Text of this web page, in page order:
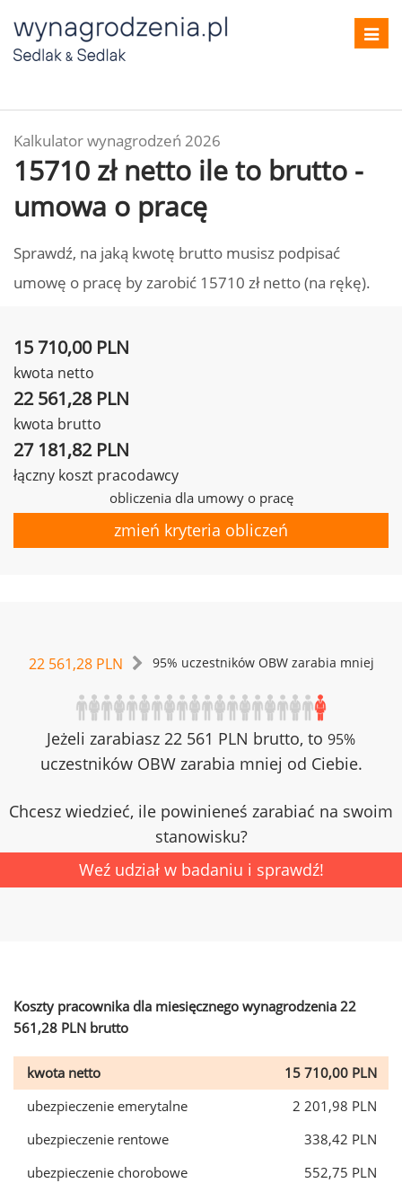
Kalkulator wynagrodzeń 2026
15710 zł netto ile to brutto -
umowa o pracę
Sprawdź, na jaką kwotę brutto musisz podpisać
umowę o pracę by zarobić 15710 zł netto (na rękę).
15 710,00 PLN
kwota netto
22 561,28 PLN
kwota brutto
27 181,82 PLN
łączny koszt pracodawcy
obliczenia dla umowy o pracę
zmień kryteria obliczeń
22 561,28 PLN 95% uczestników OBW zarabia mniej
Jeżeli zarabiasz 22 561 PLN brutto, to 95%
uczestników OBW zarabia mniej od Ciebie.
Chcesz wiedzieć, ile powinieneś zarabiać na swoim
stanowisku?
Weź udział w badaniu i sprawdź!
Koszty pracownika dla miesięcznego wynagrodzenia 22
561,28 PLN brutto
kwota netto
15 710,00 PLN
ubezpieczenie emerytalne
2 201,98 PLN
ubezpieczenie rentowe
338,42 PLN
ubezpieczenie chorobowe
552,75 PLN